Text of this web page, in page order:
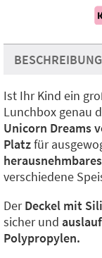
BESCHREIBUNG
Ist Ihr Kind ein
Lunchbox genau
Unicorn Dreams
Platzfür
verschiedene
DerDeckel mit
sicher und
Polypropylen.